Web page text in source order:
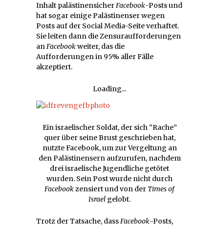
Inhalt palästinensicherFacebook-Posts und
hat sogar einige Palästinenser wegen
Posts auf der Social Media-Seite verhaftet.
Sie leiten dann die Zensuraufforderungen
anFacebookweiter, das die
Aufforderungen in 95% aller Fälle
akzeptiert.
Loading...
Ein israelischer Soldat, der sich “Rache”
quer über seine Brust geschrieben hat,
nutzte Facebook, um zur Vergeltung an
den Palästinensern aufzurufen, nachdem
drei israelische Jugendliche getötet
wurden. Sein Post wurde nicht durch
Facebook zensiert und von der Times of
Israel gelobt.
Trotz der Tatsache, dass Facebook-Posts,